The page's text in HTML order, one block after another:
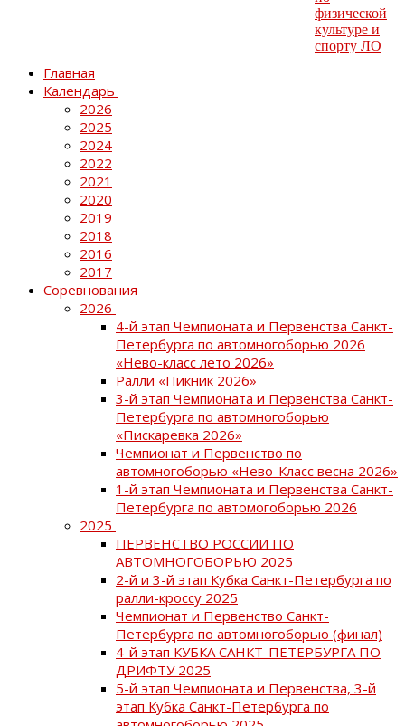
Главная
Календарь
2026
2025
2024
2022
2021
2020
2019
2018
2016
2017
Соревнования
2026
4-й этап Чемпионата и Первенства Санкт-
Петербурга по автомногоборью 2026
«Нево-класс лето 2026»
Ралли «Пикник 2026»
3-й этап Чемпионата и Первенства Санкт-
Петербурга по автомногоборью
«Пискаревка 2026»
Чемпионат и Первенство по
автомногоборью «Нево-Класс весна 2026»
1-й этап Чемпионата и Первенства Санкт-
Петербурга по автомогоборью 2026
2025
ПЕРВЕНСТВО РОССИИ ПО
АВТОМНОГОБОРЬЮ 2025
2-й и 3-й этап Кубка Санкт-Петербурга по
ралли-кроссу 2025
Чемпионат и Первенство Санкт-
Петербурга по автомногоборью (финал)
4-й этап КУБКА САНКТ-ПЕТЕРБУРГА ПО
ДРИФТУ 2025
5-й этап Чемпионата и Первенства, 3-й
этап Кубка Санкт-Петербурга по